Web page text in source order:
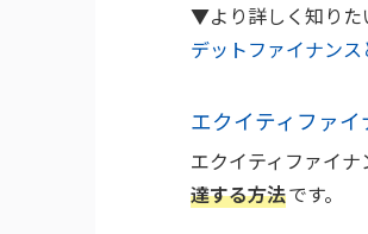
▼より詳しく知りた
デットファイナン
エクイティファ
エクイティファイナ
達する方法です。